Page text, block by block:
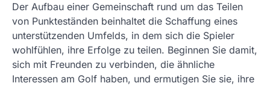
Der Aufbau einer Gemeinschaft rund um das Teilen
von Punkteständen beinhaltet die Schaffung eines
unterstützenden Umfelds, in dem sich die Spieler
wohlfühlen, ihre Erfolge zu teilen. Beginnen Sie damit,
sich mit Freunden zu verbinden, die ähnliche
Interessen am Golf haben, und ermutigen Sie sie, ihre